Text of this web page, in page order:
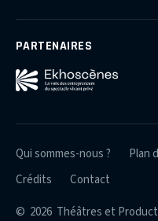
PARTENAIRES
© 2026 Théâtres et
Qui sommes-nous ? Plan
Crédits
Contact